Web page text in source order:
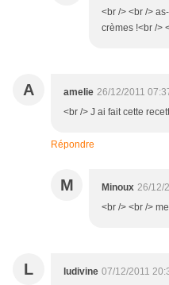
<br /> <br />
crèmes !<br />
A amelie 26/12/2011
<br /> J ai fait cette
Répondre
M Minoux 26/12/
<br /> <br />
L ludivine 07/12/2011